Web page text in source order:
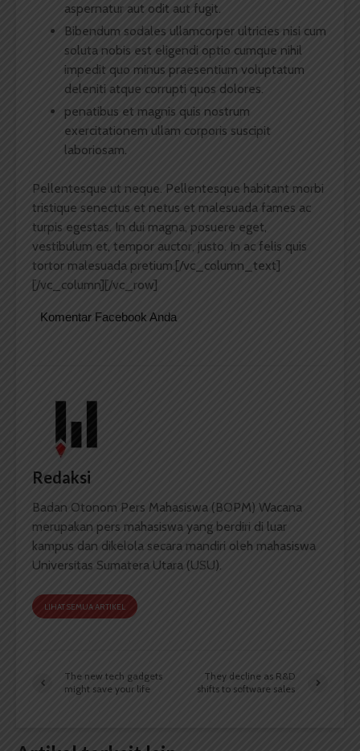
aspernatur aut odit aut fugit.
Bibendum sodales ullamcorper ultricies nisi cum
soluta nobis est eligendi optio cumque nihil
impedit quo minus praesentium voluptatum
deleniti atque corrupti quos dolores.
penatibus et magnis quis nostrum
exercitationem ullam corporis suscipit
laboriosam.
Pellentesque ut neque. Pellentesque habitant morbi
tristique senectus et netus et malesuada fames ac
turpis egestas. In dui magna, posuere eget,
vestibulum et, tempor auctor, justo. In ac felis quis
tortor malesuada pretium.[/vc_column_text]
[/vc_column][/vc_row]
Komentar Facebook Anda
Redaksi
Badan Otonom Pers Mahasiswa (BOPM) Wacana
merupakan pers mahasiswa yang berdiri di luar
kampus dan dikelola secara mandiri oleh mahasiswa
Universitas Sumatera Utara (USU).
LIHAT SEMUA ARTIKEL
The new tech gadgets
might save your life
They decline as R&D
shifts to software sales